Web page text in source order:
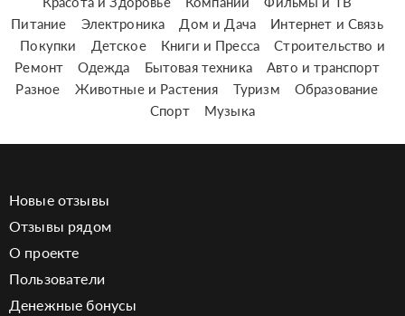
Питание
Электроника Дом и Дача
Интернет и Связь
Покупки
Детское Книги и Пресса
Строительство и
Ремонт
Одежда Бытовая техника
Авто и транспорт
Разное
Животные и Растения Туризм
Образование
Спорт
Музыка
Новые отзывы
Отзывы рядом
О проекте
Пользователи
Денежные бонусы